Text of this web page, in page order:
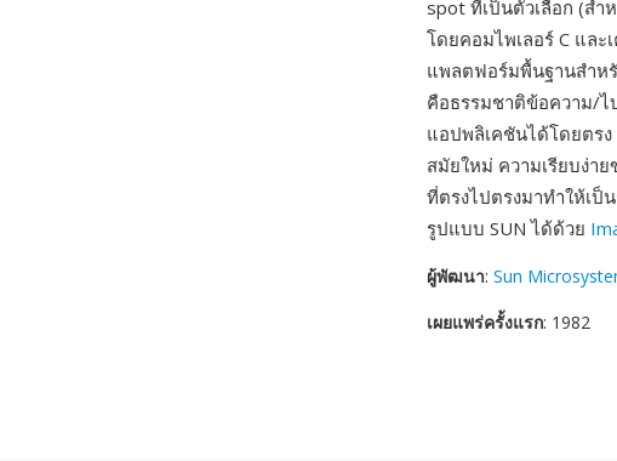
spot ที่เป็นตัวเลือก (สำ
โดยคอมไพเลอร์ C และ
แพลตฟอร์มพื้นฐานสำห
คือธรรมชาติข้อความ/ไ
แอปพลิเคชันได้โดยตร
สมัยใหม่ ความเรียบง่า
ที่ตรงไปตรงมาทำให้เ
รูปแบบ SUN ได้ด้วย
ผู้พัฒนา: Sun
เผยแพร่ครั้งแรก: 1982